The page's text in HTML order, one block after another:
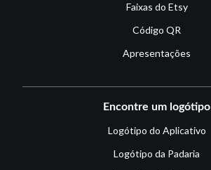
Faixas do Etsy
Código QR
Apresentações
Encontre um logótipo
Logótipo do Aplicativo
Logótipo da Padaria